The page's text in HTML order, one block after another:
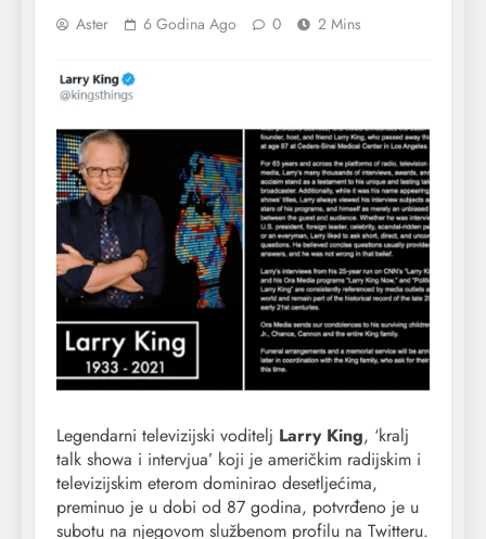
Aster 6 Godina Ago 0 2 Mins
Legendarni televizijski voditelj Larry King, ‘kralj
talk showa i intervjua’ koji je američkim radijskim i
televizijskim eterom dominirao desetljećima,
preminuo je u dobi od 87 godina, potvrđeno je u
subotu na njegovom službenom profilu na Twitteru.